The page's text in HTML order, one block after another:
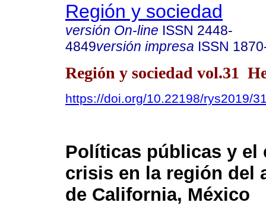
Región y sociedad
versión On-line ISSN 2448-
4849versión impresa ISSN
Región y sociedad vol.31
https://doi.org/10.22198/rys2019/
Políticas públicas y el
crisis en la región del
de California, México